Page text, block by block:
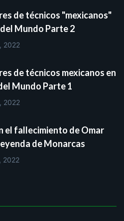
de técnicos "mexicanos"
Mundo Parte 2
2022
de técnicos mexicanos en
Mundo Parte 1
2022
el fallecimiento de Omar
de Monarcas
2022